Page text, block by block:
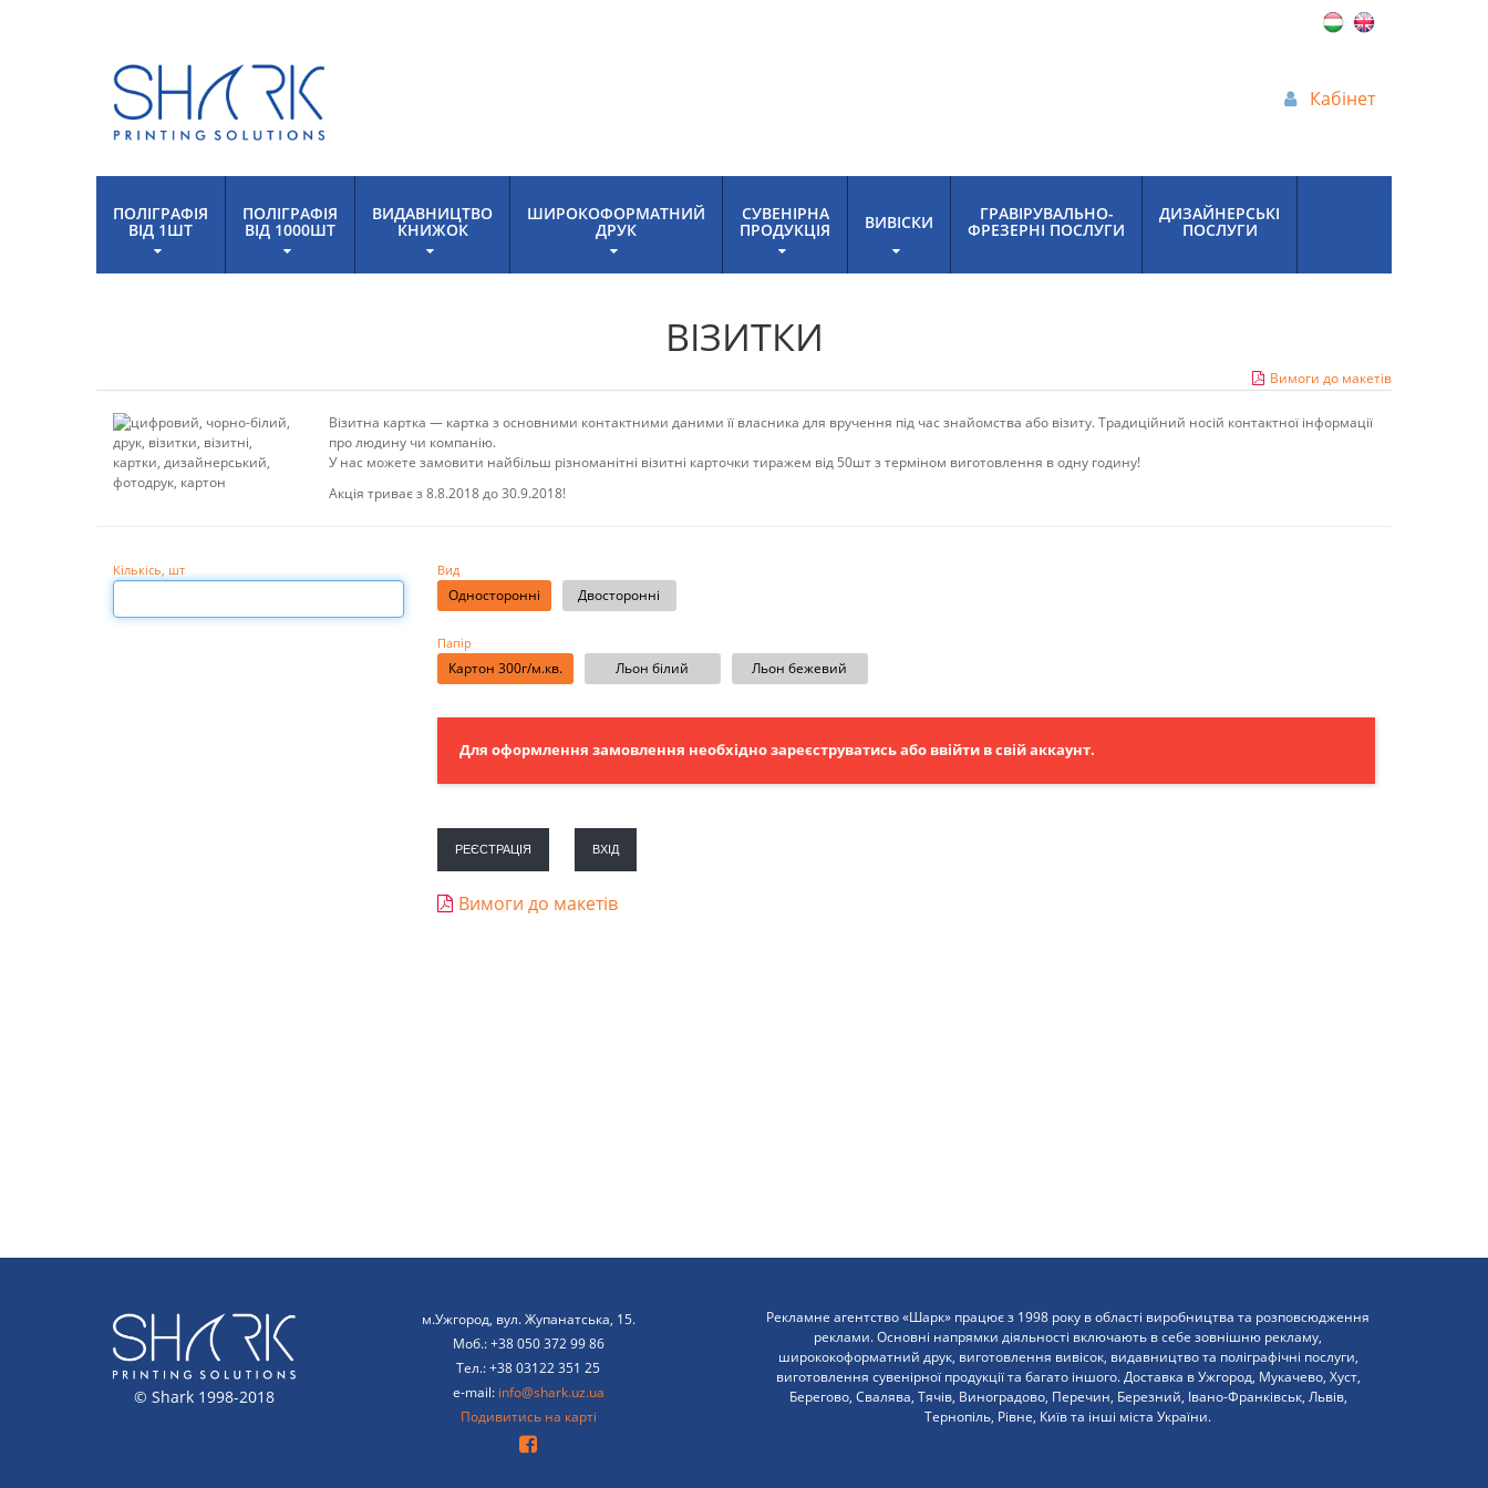
Кабінет
ПОЛІГРАФІЯ
ВІД 1ШТ
ПОЛІГРАФІЯ
ВІД 1000ШТ
ВИДАВНИЦТВО
КНИЖОК
ШИРОКОФОРМАТНИЙ
ДРУК
СУВЕНІРНА
ПРОДУКЦІЯ ВИВІСКИ ГРАВІРУВАЛЬНО-
ФРЕЗЕРНІ ПОСЛУГИ
ДИЗАЙНЕРСЬКІ
ПОСЛУГИ
ВІЗИТКИ
Вимоги до макетів
Візитна картка — картка з основними контактними даними її власника для вручення під час знайомства або візиту. Традиційний носій контактної інформації
про людину чи компанію.
У нас можете замовити найбільш різноманітні візитні карточки тиражем від 50шт з терміном виготовлення в одну годину!
Акція триває з 8.8.2018 до 30.9.2018!
Кількісь, шт Вид
Односторонні Двосторонні
Папір
Картон 300г/м.кв. Льон білий Льон бежевий
Для оформлення замовлення необхідно зареєструватись або ввійти в свій аккаунт.
РЕЄСТРАЦІЯ ВХІД
Вимоги до макетів
© Shark 1998-2018
м.Ужгород, вул. Жупанатська, 15.
Моб.: +38 050 372 99 86
Тел.: +38 03122 351 25
e-mail: info@shark.uz.ua
Подивитись на карті
Рекламне агентство «Шарк» працює з 1998 року в області виробництва та розповсюдження
реклами. Основні напрямки діяльності включають в себе зовнішню рекламу,
ширококоформатний друк, виготовлення вивісок, видавництво та поліграфічні послуги,
виготовлення сувенірної продукції та багато іншого. Доставка в Ужгород, Мукачево, Хуст,
Берегово, Свалява, Тячів, Виноградово, Перечин, Березний, Івано-Франківськ, Львів,
Тернопіль, Рівне, Київ та інші міста України.